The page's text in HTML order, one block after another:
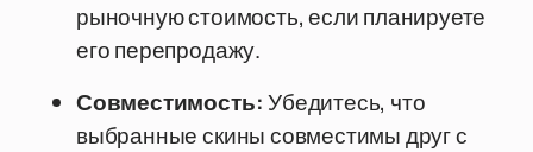
рыночную стоимость, если планируете
его перепродажу.
Совместимость:Убедитесь, что
выбранные скины совместимы друг с